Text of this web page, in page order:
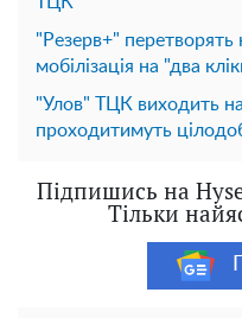
"Резерв+"
мобілізація на "два
"Улов" ТЦК виходить
проходитимуть
Підпишись на
Тільки